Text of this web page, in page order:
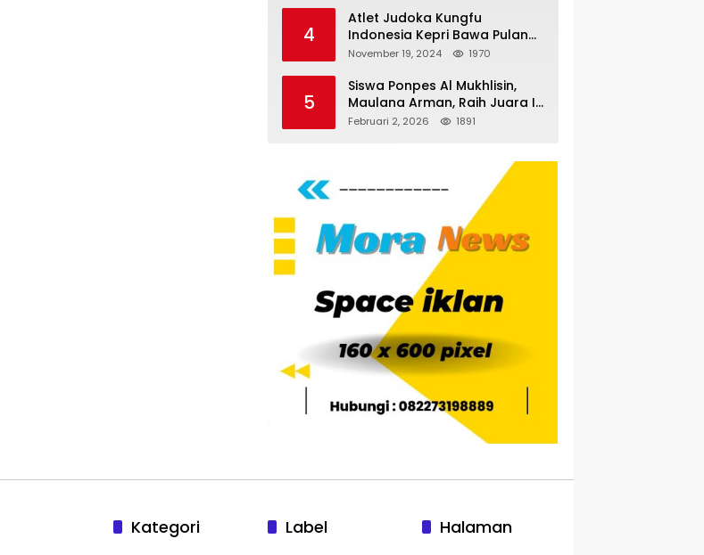
4
Atlet Judoka Kungfu
Indonesia Kepri Bawa Pulang
11 Medali Pra Fornas bogor, 3
November 19, 2024 1970
5
Siswa Ponpes Al Mukhlisin,
Maulana Arman, Raih Juara I
Taekwondo Junior Putra di
Februari 2, 2026 1891
Kategori Label Halaman